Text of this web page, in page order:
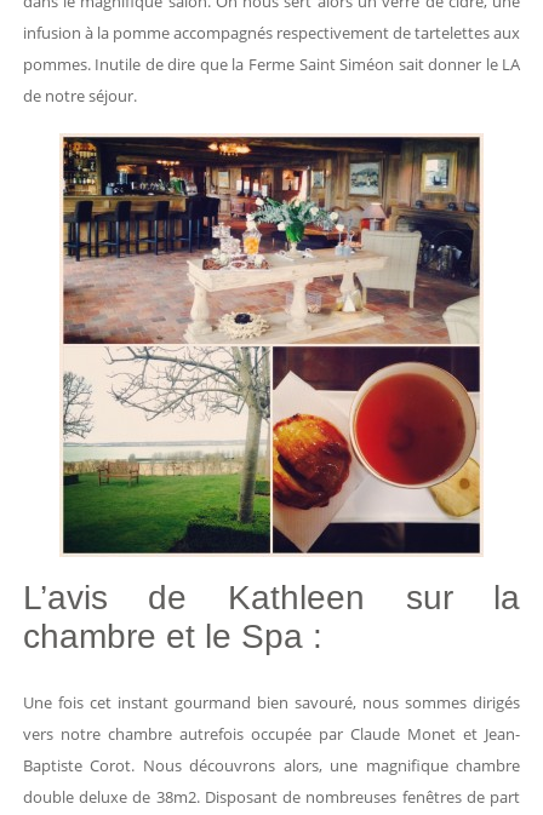
infusion à la pomme accompagnés respectivement de tartelettes aux
pommes. Inutile de dire que la Ferme Saint Siméon sait donner le LA
de notre séjour.
L’avis de Kathleen sur la
chambre et le Spa :
Une fois cet instant gourmand bien savouré, nous sommes dirigés
vers notre chambre autrefois occupée par Claude Monet et Jean-
Baptiste Corot. Nous découvrons alors, une magnifique chambre
double deluxe de 38m2. Disposant de nombreuses fenêtres de part